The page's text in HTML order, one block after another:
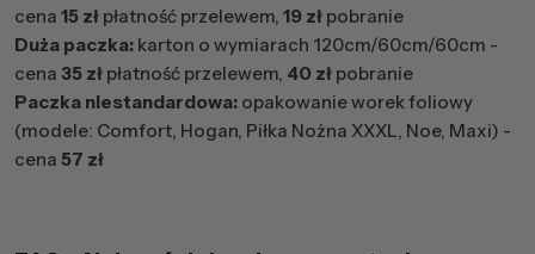
cena 15 zł płatność przelewem, 19 zł pobranie
Duża paczka: karton o wymiarach 120cm/60cm/60cm -
cena 35 zł płatność przelewem, 40 zł pobranie
Paczka niestandardowa: opakowanie worek foliowy
(modele: Comfort, Hogan, Piłka Nożna XXXL, Noe, Maxi) -
cena 57 zł